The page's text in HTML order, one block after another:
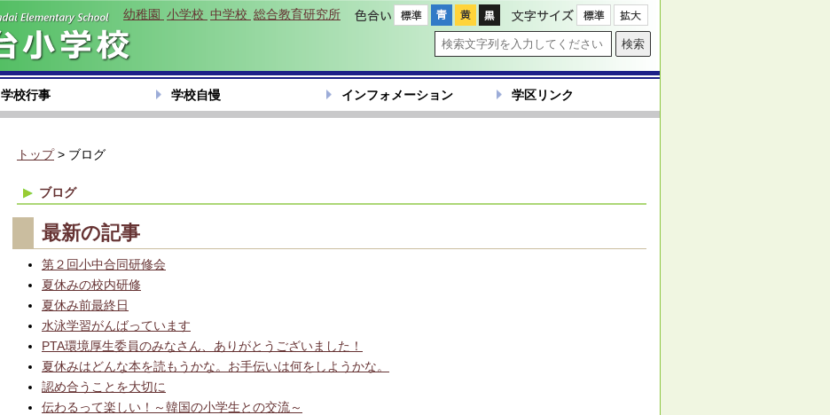
色合い 文字サイズ
幼稚園 小学校 中学校 総合教育研究所
学校行事 学校自慢 インフォメーション 学区リンク
トップ> ブログ
ブログ
最新の記事
第２回小中合同研修会
夏休みの校内研修
夏休み前最終日
水泳学習がんばっています
PTA環境厚生委員のみなさん、ありがとうございました！
夏休みはどんな本を読もうかな。お手伝いは何をしようかな。
認め合うことを大切に
伝わるって楽しい！～韓国の小学生との交流～